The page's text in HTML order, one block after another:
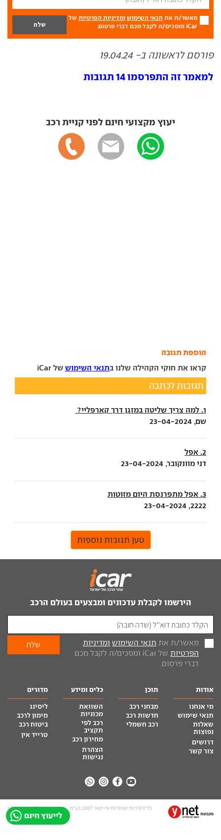
מאשר/ת את תנאי השימוש ומדיניות הפרטיות של
iCar ומסכים/ה לקבל מכם דברי פרסום.
פורסם לראשונה ב- 19.04.24
למאמר זה התפרסמו 14 תגובות
יעוץ מקצועי חינם לפני קניית רכב
הוספת תגובה
קראו את חוקי הקהילה שלנו בתנאי השימוש של iCar
תגובות לכתבה
1. למה צריך שליטה במזגן דרך קארפליי?
שם, 23-04-2024
2. אפל
דני מוונקובר, 23-04-2024
3. אפל מתפרנסת היום מזוטות
2222, 23-04-2024
טען תגובות נוספות
לייעוץ חינם
הירשמו לקבלת עדכונים ומבצעים בעולם הרכב
מאשר/ת את תנאי השימוש ומדיניות
הפרטיות
של iCar ומסכים/ה לקבל מכם
דברי פרסום.
אודות
מי אנחנו
תנאי שימוש
שאלות
נפוצות
דרושים
צור קשר
תוכן
מבחני רכב
חדשות רכב
רכב חשמלי
כלים ומידע
השוואת
מכוניות
רכב לפי
תקציב
מחירון רכב
הצהרת
נגישות
מדורים
ליסינג
מימון לרכב
ביטוח רכב
טרייד אין
כל הזכויות שמורות אי-קאר 2007 בע”מ site by tq.soft